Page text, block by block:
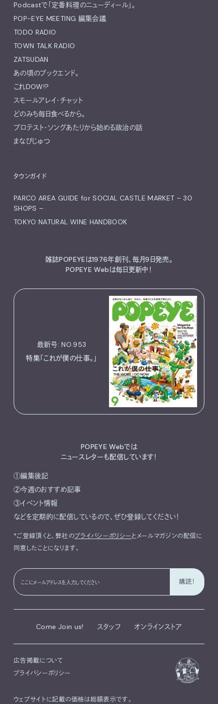
Podcastで「定番料理のニューディール」。
POP-EYE MEETING 編集会議
TODO RADIO
TOWN TALK RADIO
ZATSUDAN
あの頃のブックエンド。
これDOW!?
スモールアレイ・チャット
どのみち毎日食べるから。
プロテスト・ソングあたりから始める政治の話
まなびじゅつ
タウンガイド
PARCO AREA GUIDE for SOCIAL CASTLE MARKET – 30
SHOPS –
TOKYO NATURAL WINE HANDBOOK
雑誌POPEYEは1976年創刊、毎月9日発売。
POPEYE Webは毎日更新中！
最新号: NO.953
特集「これが僕の仕事。」
POPEYE Webでは
ニュースレターも配信しています！
①編集後記
②今週のおすすめ記事
③イベント情報
などを定期的に配信しているので、ぜひ登録してください！
*ご登録頂くと、弊社のプライバシーポリシーとメールマガジンの配信に
同意したことになります。
Come Join us! スタッフ オンラインストア
広告掲載について
プライバシーポリシー
ウェブサイトに記載の価格は総額表示です。